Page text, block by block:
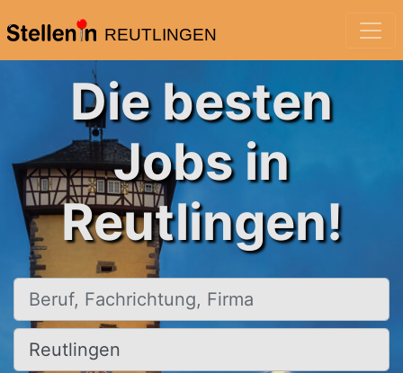
REUTLINGEN
Die besten
Jobs in
Reutlingen!
Beruf, Fachrichtung, Firma
Ort, Stadt